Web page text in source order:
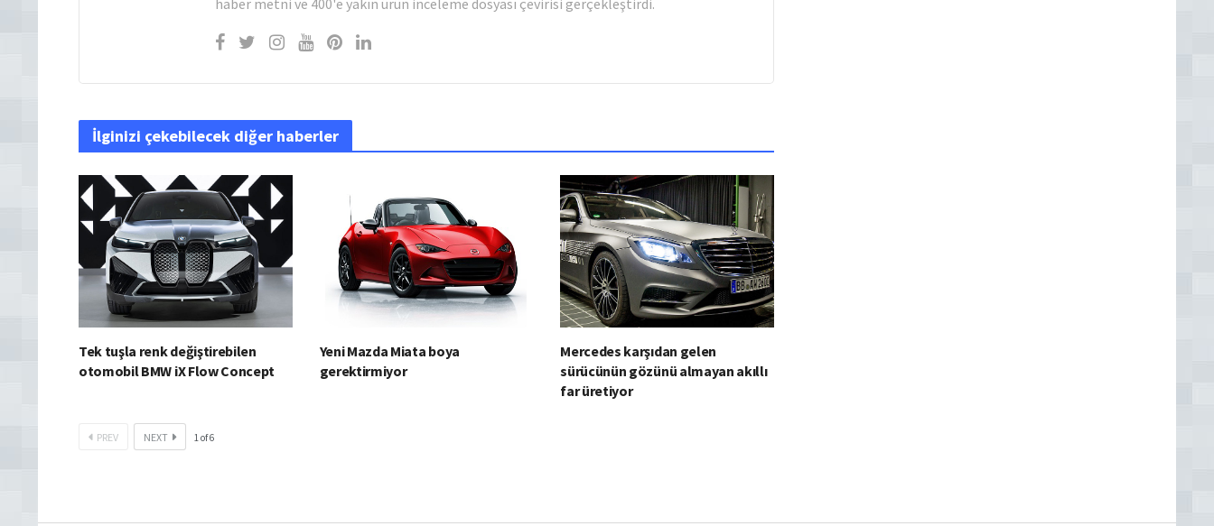
İlginizi çekebilecek diğer haberler
Tek tuşla renk değiştirebilen
otomobil BMW iX Flow Concept
Yeni Mazda Miata boya
gerektirmiyor
Mercedes karşıdan gelen
sürücünün gözünü almayan akıllı
far üretiyor
PREV NEXT 1of6